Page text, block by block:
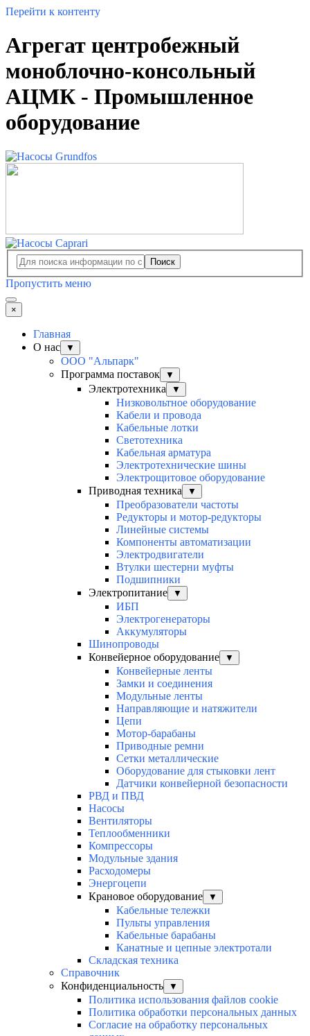
Перейти к контенту
Агрегат центробежный
моноблочно-консольный
АЦМК - Промышленное
оборудование
Поиск
Пропустить меню
×
Главная
О нас
▼
ООО "Альпарк"
Программа поставок
▼
Электротехника ▼
Низковольтное оборудование
Кабели и провода
Кабельные лотки
Светотехника
Кабельная арматура
Электротехнические шины
Электрощитовое оборудование
Приводная техника
▼
Преобразователи частоты
Редукторы и мотор-редукторы
Линейные системы
Компоненты автоматизации
Электродвигатели
Втулки шестерни муфты
Подшипники
Электропитание
▼
ИБП
Электрогенераторы
Аккумуляторы
Шинопроводы
Конвейерное оборудование
▼
Конвейерные ленты
Замки и соединения
Модульные ленты
Направляющие и натяжители
Цепи
Мотор-барабаны
Приводные ремни
Сетки металлические
Оборудование для стыковки лент
Датчики конвейерной безопасности
РВД и ПВД
Насосы
Вентиляторы
Теплообменники
Компрессоры
Модульные здания
Расходомеры
Энергоцепи
Крановое оборудование
▼
Кабельные тележки
Пульты управления
Кабельные барабаны
Канатные и цепные электротали
Складская техника
Справочник
Конфиденциальность
▼
Политика использования файлов cookie
Политика обработки персональных данных
Согласие на обработку персональных